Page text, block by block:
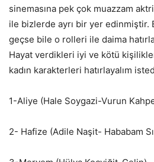
sinemasına pek çok muazzam
ile bizlerde ayrı bir yer edinmiştir.
geçse bile o rolleri ile daima
Hayat verdikleri iyi ve kötü
kadın karakterleri hatırlayalım
1-Aliye (Hale Soygazi-Vurun
2- Hafize (Adile Naşit- Hababam